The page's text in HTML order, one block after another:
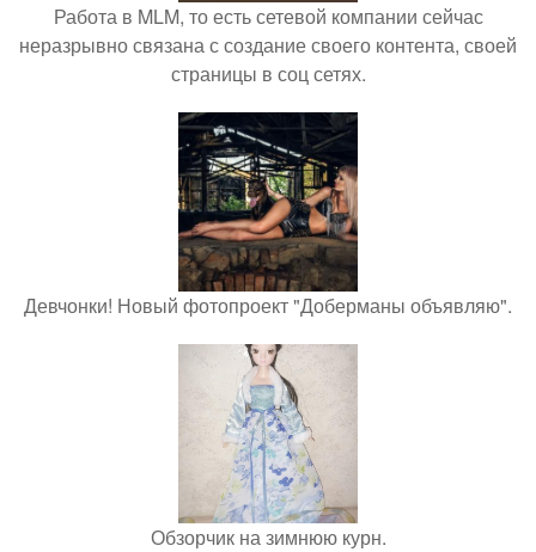
Работа в MLM, то есть сетевой компании сейчас
неразрывно связана с создание своего контента, своей
страницы в соц сетях.
Девчонки! Новый фотопроект "Доберманы объявляю".
Обзорчик на зимнюю курн.